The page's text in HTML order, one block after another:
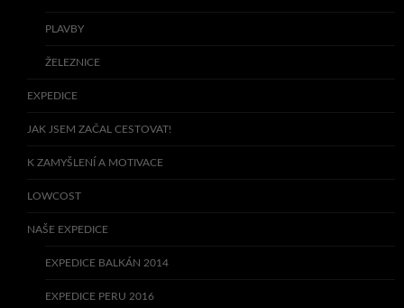
PLAVBY
ŽELEZNICE
EXPEDICE
JAK JSEM ZAČAL CESTOVAT!
K ZAMYŠLENÍ A MOTIVACE
LOWCOST
NAŠE EXPEDICE
EXPEDICE BALKÁN 2014
EXPEDICE PERU 2016